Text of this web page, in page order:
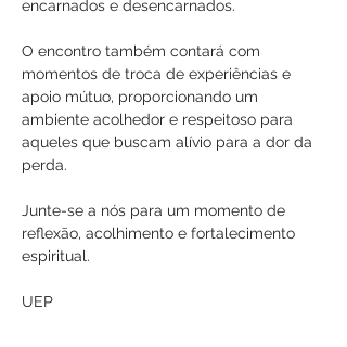
encarnados e desencarnados.
O encontro também contará com
momentos de troca de experiências e
apoio mútuo, proporcionando um
ambiente acolhedor e respeitoso para
aqueles que buscam alívio para a dor da
perda.
Junte-se a nós para um momento de
reflexão, acolhimento e fortalecimento
espiritual.
UEP